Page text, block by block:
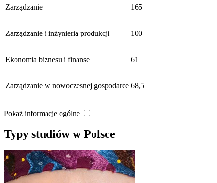
Zarządzanie 165
Zarządzanie i inżynieria produkcji 100
Ekonomia biznesu i finanse 61
Zarządzanie w nowoczesnej gospodarce 68,5
Pokaż informacje ogólne
Typy studiów w Polsce